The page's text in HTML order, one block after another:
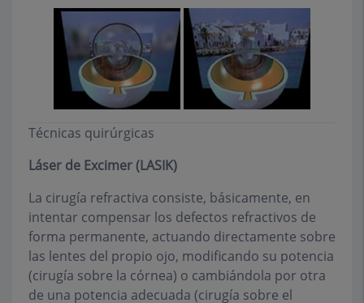
Técnicas quirúrgicas
Láser de Excimer (LASIK)
La cirugía refractiva consiste, básicamente, en
intentar compensar los defectos refractivos de
forma permanente, actuando directamente sobre
las lentes del propio ojo, modificando su potencia
(cirugía sobre la córnea) o cambiándola por otra
de una potencia adecuada (cirugía sobre el